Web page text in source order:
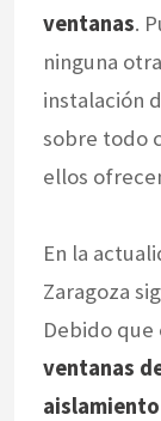
ventanas.
ninguna
instalación
sobre todo
ellos
En la
Zaragoza
Debido
ventanas